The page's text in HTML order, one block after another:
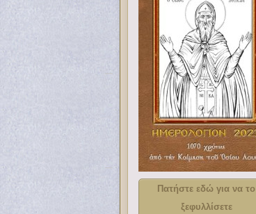
Πατήστε εδώ για να το
ξεφυλλίσετε